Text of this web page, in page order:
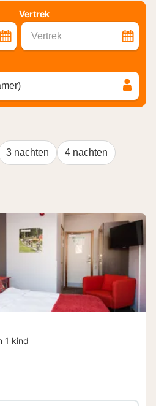
Vertrek
Vertrek
3 nachten 4 nachten
1 kind